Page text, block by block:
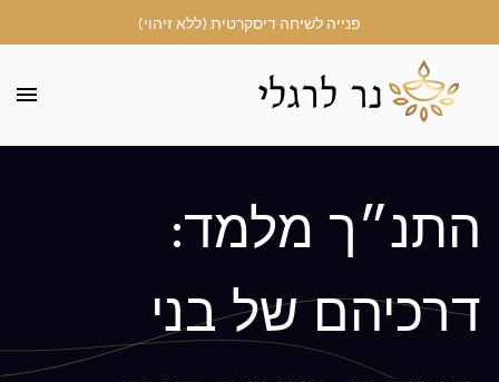
פנייה לשיחה דיסקרטית (ללא זיהוי)
התנ״ך מלמד:
דרכיהם של בני